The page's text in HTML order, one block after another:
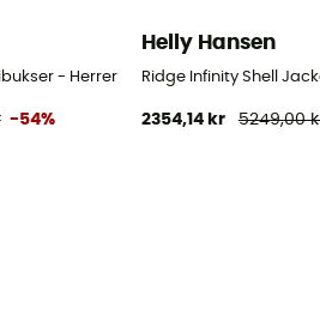
- Herrer
-54%
Helly Hansen
Ridge Infinity Shell
2354,14 kr 5249,00